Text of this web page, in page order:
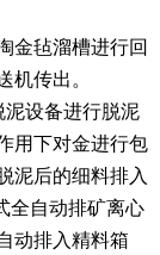
金毡溜槽进行回
机传出。
设备进行脱泥
用下对金进行包
泥后的细料排入
全自动排矿离心
动排入精料箱